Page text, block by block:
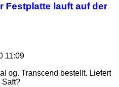
Festplatte lauft auf der
11:09
og. Transcend bestellt. Liefert
Saft?